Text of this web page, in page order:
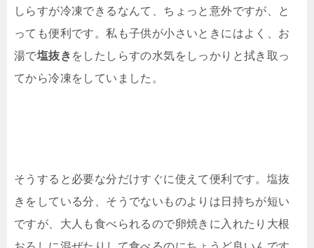
しらすが冷凍できるなんて、ちょっと意外ですが、と
っても便利です。私も子供が小さいときにはよく、お
湯で塩抜き をしたしらすの水気をしっかりと拭き取っ
てから冷凍をしていました。
そうすると必要な分だけすぐに使えて便利です。塩抜
きをしている分、そうでないものよりは日持ちが短い
ですが、大人も食べられるので卵焼きに入れたり大根